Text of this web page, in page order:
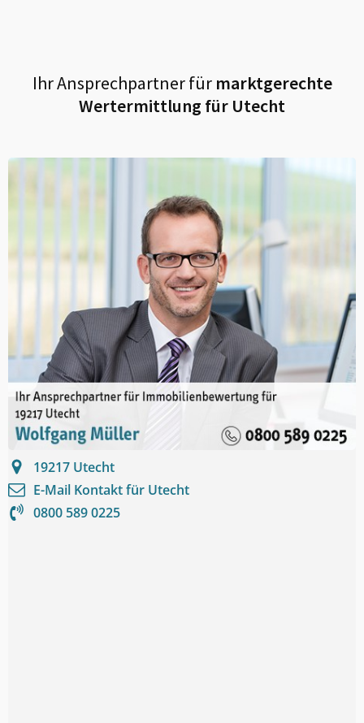
Ihr Ansprechpartner fürmarktgerechte
Wertermittlung für Utecht
19217 Utecht
E-Mail Kontakt für Utecht
0800 589 0225